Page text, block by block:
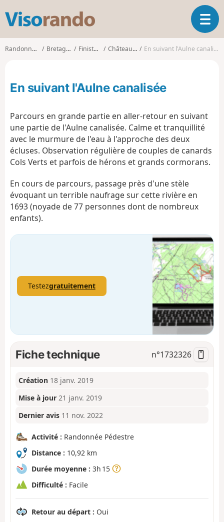
s
d
O
u
a
g
a
Randonnées Bretagne Finistère Châteaulin En suivant l'Aulne canalisée
En suivant l'Aulne canalisée
Parcours en grande partie en aller-retour en suivant
une partie de l'Aulne canalisée. Calme et tranquillité
avec le murmure de l'eau à l'approche des deux
écluses. Observation régulière de couples de canards
Cols Verts et parfois de hérons et grands cormorans.
En cours de parcours, passage près d'une stèle
évoquant un terrible naufrage sur cette rivière en
1693 (noyade de 77 personnes dont de nombreux
enfants).
Testezgratuitement
Fiche technique n°1732326
Création 18 janv. 2019
Mise à jour 21 janv. 2019
Dernier avis 11 nov. 2022
Activité : Randonnée Pédestre
Distance : 10,92 km
Durée moyenne : 3h 15
Difficulté : Facile
Retour au départ : Oui